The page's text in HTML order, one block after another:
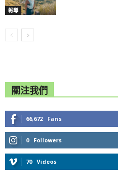
報導
關注我們
66,672 Fans
0 Followers
70 Videos